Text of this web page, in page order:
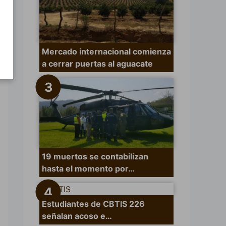
Mercado internacional comienza
a cerrar puertas al aguacate
19 muertos se contabilizan
hasta el momento por…
Estudiantes de CBTIS 226
señalan acoso e…